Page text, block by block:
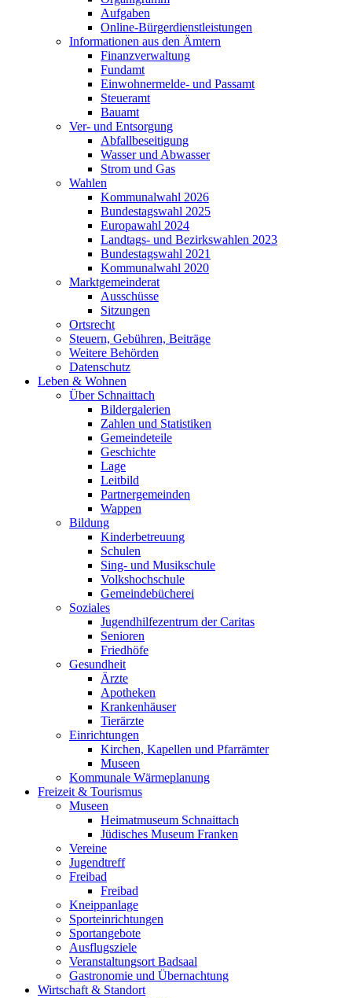
Aufgaben
Online-Bürgerdienstleistungen
Informationen aus den Ämtern
Finanzverwaltung
Fundamt
Einwohnermelde- und Passamt
Steueramt
Bauamt
Ver- und Entsorgung
Abfallbeseitigung
Wasser und Abwasser
Strom und Gas
Wahlen
Kommunalwahl 2026
Bundestagswahl 2025
Europawahl 2024
Landtags- und Bezirkswahlen 2023
Bundestagswahl 2021
Kommunalwahl 2020
Marktgemeinderat
Ausschüsse
Sitzungen
Ortsrecht
Steuern, Gebühren, Beiträge
Weitere Behörden
Datenschutz
Leben & Wohnen
Über Schnaittach
Bildergalerien
Zahlen und Statistiken
Gemeindeteile
Geschichte
Lage
Leitbild
Partnergemeinden
Wappen
Bildung
Kinderbetreuung
Schulen
Sing- und Musikschule
Volkshochschule
Gemeindebücherei
Soziales
Jugendhilfezentrum der Caritas
Senioren
Friedhöfe
Gesundheit
Ärzte
Apotheken
Krankenhäuser
Tierärzte
Einrichtungen
Kirchen, Kapellen und Pfarrämter
Museen
Kommunale Wärmeplanung
Freizeit & Tourismus
Museen
Heimatmuseum Schnaittach
Jüdisches Museum Franken
Vereine
Jugendtreff
Freibad
Freibad
Kneippanlage
Sporteinrichtungen
Sportangebote
Ausflugsziele
Veranstaltungsort Badsaal
Gastronomie und Übernachtung
Wirtschaft & Standort